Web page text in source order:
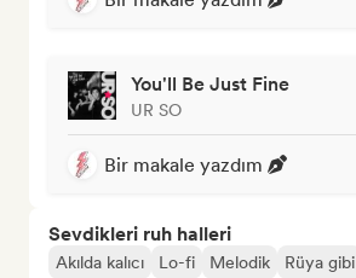
You'll Be Just Fine
UR SO
Bir makale yazdım
Sevdikleri ruh halleri
Akılda kalıcı Lo-fi Melodik Rüya gibi